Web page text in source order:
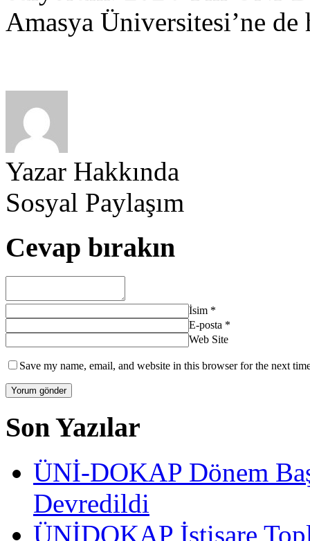
Amasya Üniversitesi’ne de
Yazar Hakkında
Sosyal Paylaşım
Cevap bırakın
İsim *
E-posta *
Web Site
Save my name, email, and website in this browser for the next
Son Yazılar
ÜNİ-DOKAP Dönem
Devredildi
ÜNİDOKAP İstişare